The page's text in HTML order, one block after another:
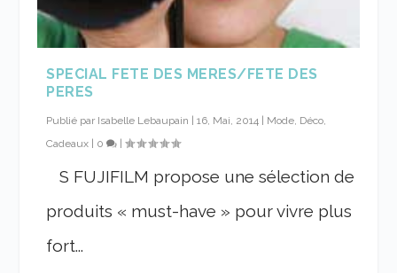
SPECIAL FETE DES MERES/FETE DES
PERES
Publié par Isabelle Lebaupain |16, Mai, 2014 | Mode, Déco,
Cadeaux | 0 |
S FUJIFILM propose une sélection de
produits « must-have » pour vivre plus
fort...